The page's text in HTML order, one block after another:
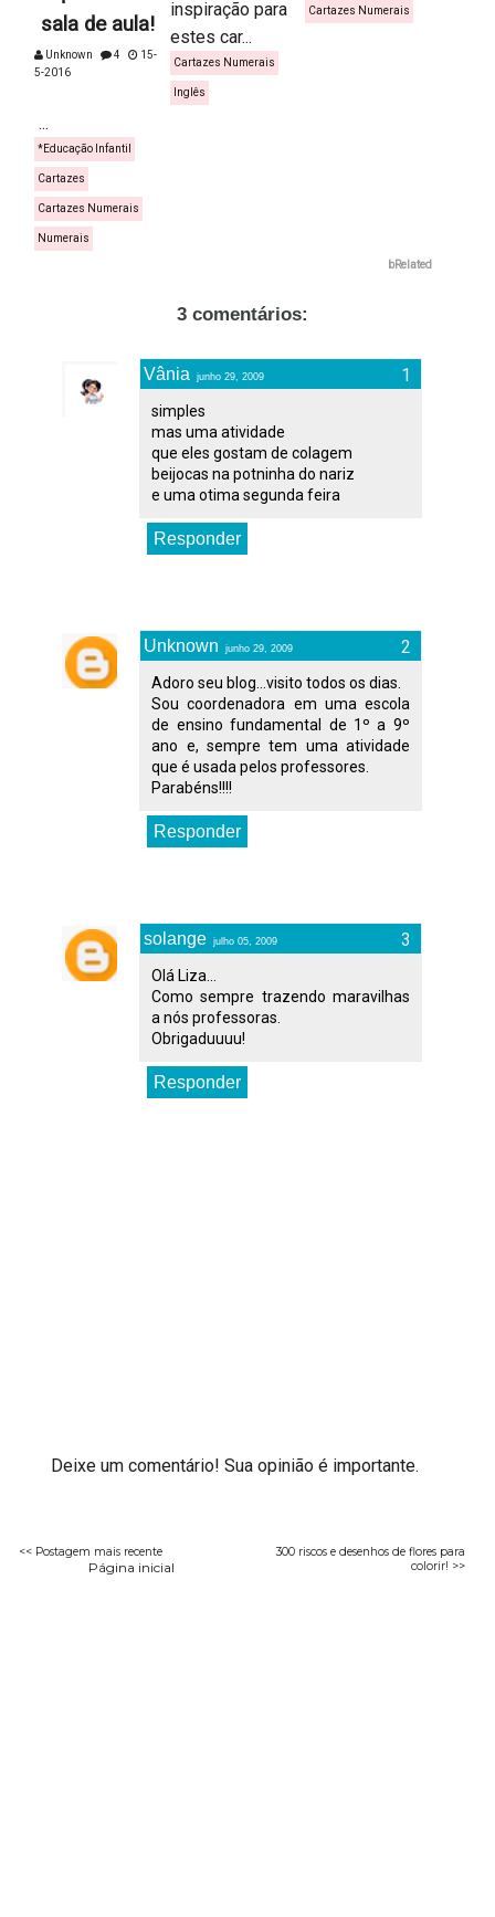
sala de aula!
Unknown 4
15-
5-2016
...
*Educação Infantil
Cartazes
Cartazes Numerais
Numerais
inspiração para
estes car...
Cartazes Numerais
Inglês
Cartazes Numerais
bRelated
3 comentários:
Vânia junho 29, 2009
simples
mas uma atividade
que eles gostam de colagem
beijocas na potninha do nariz
e uma otima segunda feira
Responder
Unknown junho 29, 2009
Adoro seu blog...visito todos os dias.
Sou coordenadora em uma escola
de ensino fundamental de 1º a 9º
ano e, sempre tem uma atividade
que é usada pelos professores.
Parabéns!!!!
Responder
solange julho 05, 2009
Olá Liza...
Como sempre trazendo maravilhas
a nós professoras.
Obrigaduuuu!
Responder
Deixe um comentário! Sua opinião é importante.
<< Postagem mais recente
300 riscos e desenhos de flores para
colorir! >>
Página inicial